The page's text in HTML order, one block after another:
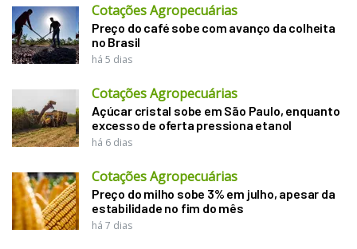
Cotações Agropecuárias
Preço do café sobe com avanço da colheita
no Brasil
há 5 dias
Cotações Agropecuárias
Açúcar cristal sobe em São Paulo, enquanto
excesso de oferta pressiona etanol
há 6 dias
Cotações Agropecuárias
Preço do milho sobe 3% em julho, apesar da
estabilidade no fim do mês
há 7 dias